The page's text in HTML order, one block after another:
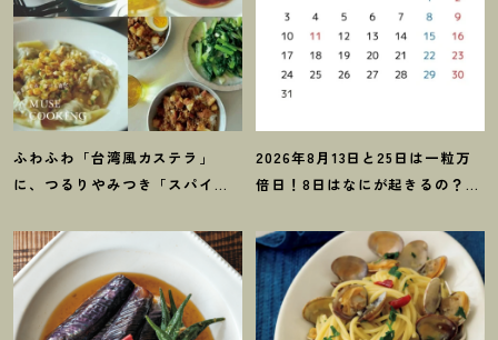
ふわふわ「台湾風カステラ」
に、つるりやみつき「スパイス
シピ6選
2026年8月13日と25日は一粒万
倍日 ！ 8日はなにが起きるの ？吉